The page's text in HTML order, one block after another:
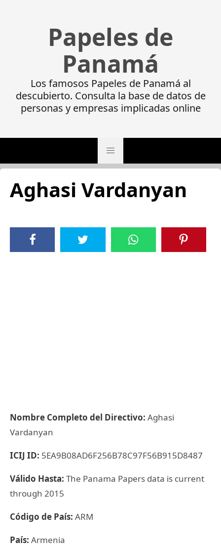
Papeles de
Panamá
Los famosos Papeles de Panamá al
descubierto. Consulta la base de datos de
personas y empresas implicadas online
Aghasi Vardanyan
Nombre Completo del Directivo: Aghasi
Vardanyan
ICIJ ID: 5EA9B08AD6F256B78C97F56B915D8487
Válido Hasta: The Panama Papers data is current
through 2015
Código de País: ARM
País: Armenia